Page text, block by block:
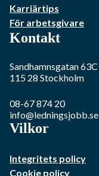
Karriärtips
För arbetsgivare
Kontakt
Sandhamnsgatan 63C
115 28 Stockholm
08-67 874 20
info@ledningsjobb.se
Vilkor
Integritets policy
Cookie policy